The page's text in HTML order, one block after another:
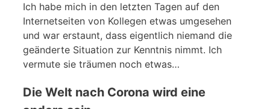
Ich habe mich in den letzten Tagen auf den
Internetseiten von Kollegen etwas umgesehen
und war erstaunt, dass eigentlich niemand die
geänderte Situation zur Kenntnis nimmt. Ich
vermute sie träumen noch etwas…
Die Welt nach Corona wird eine